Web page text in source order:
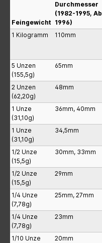
Feingewicht
Durchmesser
(1982-1995, Ab
1996)
1 Kilogramm
110mm
5 Unzen
(155,5g)
65mm
2 Unzen
(62,20g)
48mm
1 Unze
(31,10g)
36mm, 40mm
1 Unze
(31,10g)
34,5mm
1/2 Unze
(15,5g)
30mm, 33mm
1/2 Unze
(15,5g)
29mm
1/4 Unze
(7,78g)
25mm, 27mm
1/4 Unze
(7,78g)
23mm
1/10 Unze
20mm